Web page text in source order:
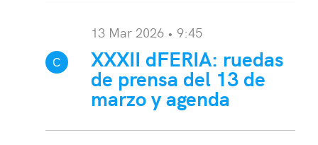
13 Mar 2026 • 9:45
C
onvocatoria:XXXII dFERIA: ruedas
de prensa del 13 de
marzo y agenda